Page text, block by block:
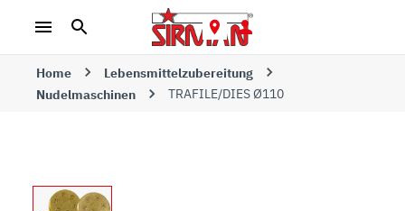
Home
Lebensmittelzubereitung
Nudelmaschinen
TRAFILE/DIES Ø110